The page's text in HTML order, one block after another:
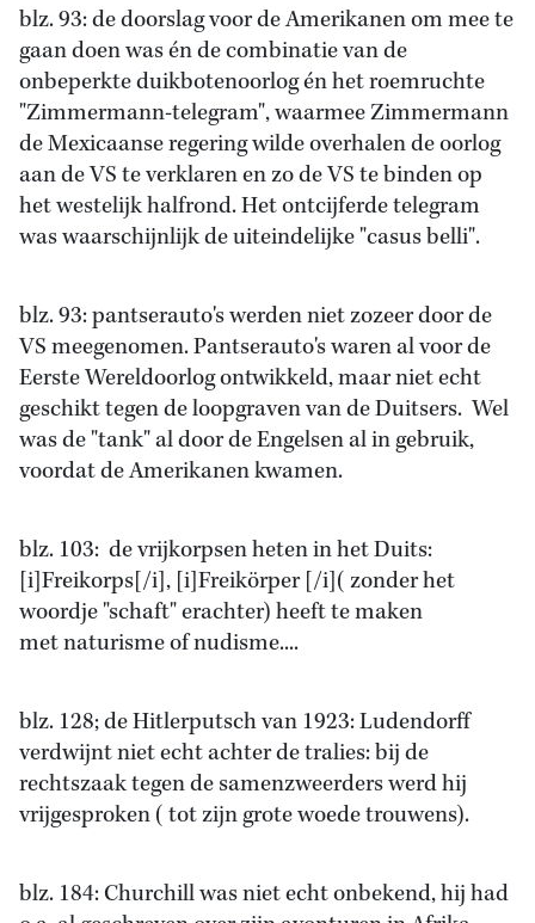
blz. 93: de doorslag voor de Amerikanen om mee te
gaan doen was én de combinatie van de
onbeperkte duikbotenoorlog én het roemruchte
"Zimmermann-telegram", waarmee Zimmermann
de Mexicaanse regering wilde overhalen de oorlog
aan de VS te verklaren en zo de VS te binden op
het westelijk halfrond. Het ontcijferde telegram
was waarschijnlijk de uiteindelijke "casus belli".
blz. 93: pantserauto's werden niet zozeer door de
VS meegenomen. Pantserauto's waren al voor de
Eerste Wereldoorlog ontwikkeld, maar niet echt
geschikt tegen de loopgraven van de Duitsers. Wel
was de "tank" al door de Engelsen al in gebruik,
voordat de Amerikanen kwamen.
blz. 103: de vrijkorpsen heten in het Duits:
[i]Freikorps[/i], [i]Freikörper [/i]( zonder het
woordje "schaft" erachter) heeft te maken
met naturisme of nudisme....
blz. 128; de Hitlerputsch van 1923: Ludendorff
verdwijnt niet echt achter de tralies: bij de
rechtszaak tegen de samenzweerders werd hij
vrijgesproken ( tot zijn grote woede trouwens).
blz. 184: Churchill was niet echt onbekend, hij had